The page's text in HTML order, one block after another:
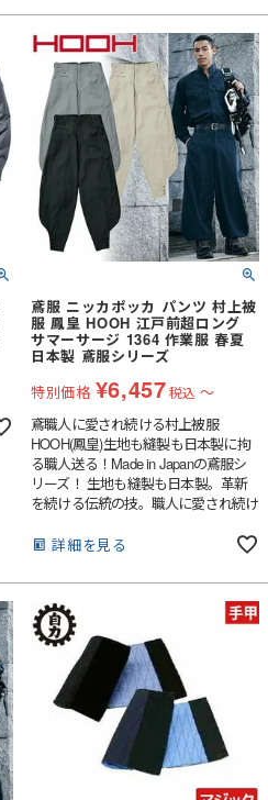
鳶服 ニッカポッカ パンツ 村上被
服 鳳皇 HOOH 江戸前超ロング
サマーサージ 1364 作業服 春夏
日本製 鳶服シリーズ
特別価格 ¥6,457税込 〜
鳶職人に愛され続ける村上被服
HOOH(鳳皇)生地も縫製も日本製に拘
る職人送る！Made in Japanの鳶服シ
リーズ！ 生地も縫製も日本製。革新
を続ける伝統の技。職人に愛され続け
用で安心の品質。職人の技が光る渾身
詳細を見る